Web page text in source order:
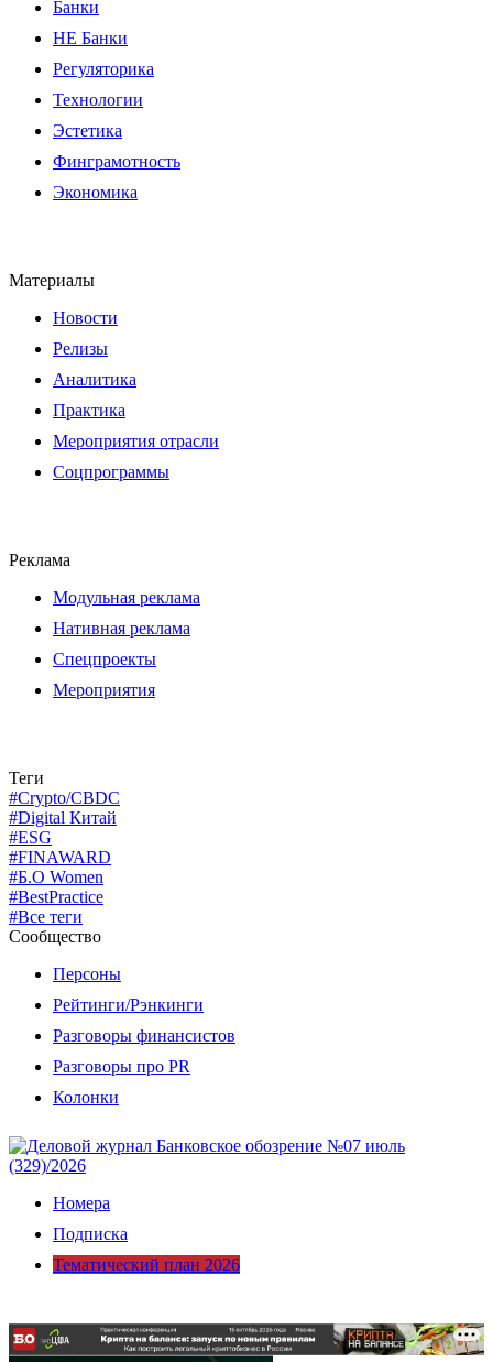
Банки
НЕ Банки
Регуляторика
Технологии
Эстетика
Финграмотность
Экономика
Материалы
Новости
Релизы
Аналитика
Практика
Мероприятия отрасли
Соцпрограммы
Реклама
Модульная реклама
Нативная реклама
Спецпроекты
Мероприятия
Теги
#Crypto/CBDC
#Digital Китай
#ESG
#FINAWARD
#Б.О Women
#BestPractice
#Все теги
Сообщество
Персоны
Рейтинги/Рэнкинги
Разговоры финансистов
Разговоры про PR
Колонки
Номера
Подписка
Тематический план 2026